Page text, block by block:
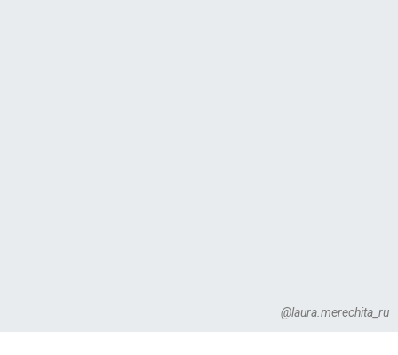
@laura.merechita_ru